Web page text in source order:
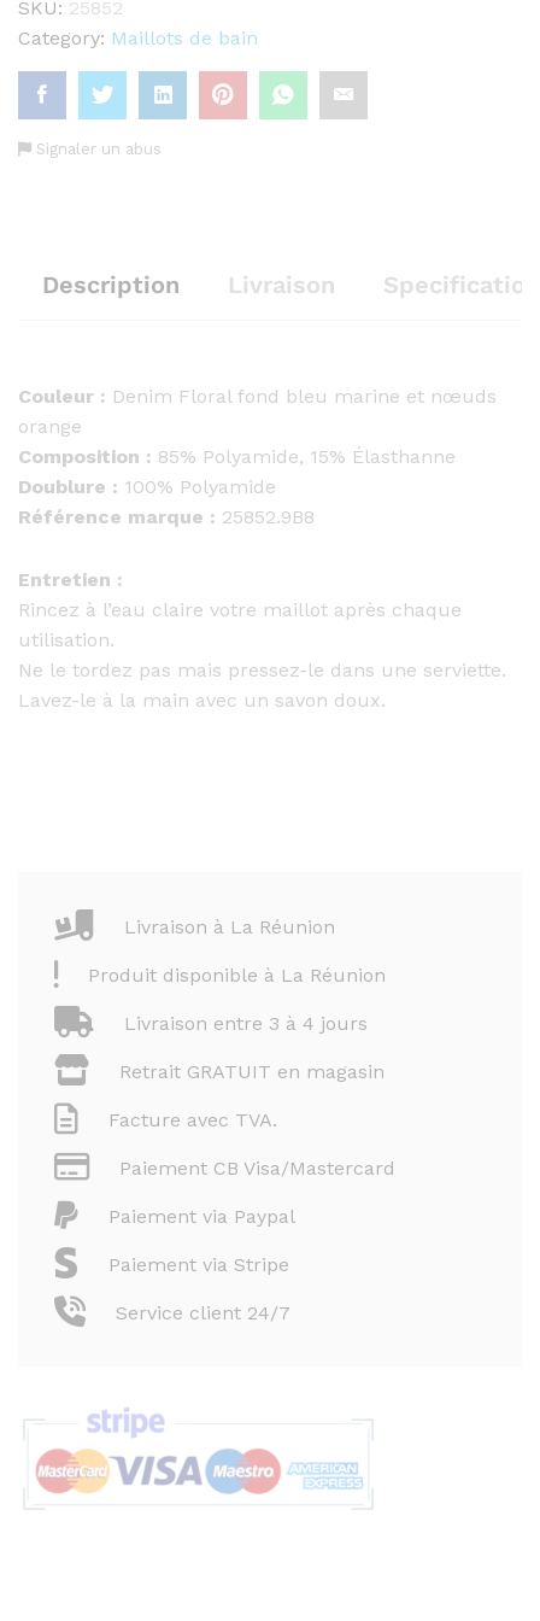
denim
quantity
SKU: 25852
Category: Maillots de bain
Signaler un abus
Description Livraison Specification
Couleur : Denim Floral fond bleu marine et nœuds
orange
Composition : 85% Polyamide, 15% Élasthanne
Doublure : 100% Polyamide
Référence marque : 25852.9B8
Entretien :
Rincez à l’eau claire votre maillot après chaque
utilisation.
Ne le tordez pas mais pressez-le dans une serviette.
Lavez-le à la main avec un savon doux.
Livraison à La Réunion
Produit disponible à La Réunion
Livraison entre 3 à 4 jours
Retrait GRATUIT en magasin
Facture avec TVA.
Paiement CB Visa/Mastercard
Paiement via Paypal
Paiement via Stripe
Service client 24/7